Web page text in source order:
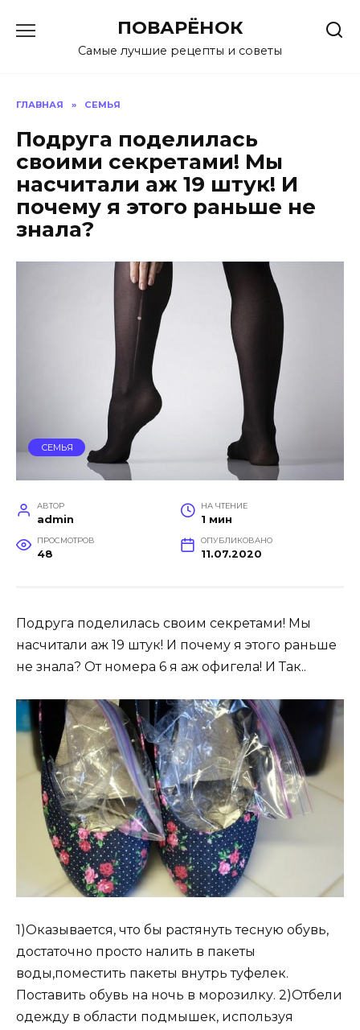
содержанию
ПОВАРЁНОК
Самые лучшие рецепты и советы
ГЛАВНАЯ » СЕМЬЯ
Подруга поделилась
своими секретами! Мы
насчитали аж 19 штук! И
почему я этого раньше не
знала?
СЕМЬЯ
АВТОР
admin
НА ЧТЕНИЕ
1 мин
ПРОСМОТРОВ
48
ОПУБЛИКОВАНО
11.07.2020
Подруга поделилась своим секретами! Мы
насчитали аж 19 штук! И почему я этого раньше
не знала? От номера 6 я аж офигела! И Так..
1)Оказывается, что бы растянуть тесную обувь,
достаточно просто налить в пакеты
воды,поместить пакеты внутрь туфелек.
Поставить обувь на ночь в морозилку. 2)Отбели
одежду в области подмышек, используя